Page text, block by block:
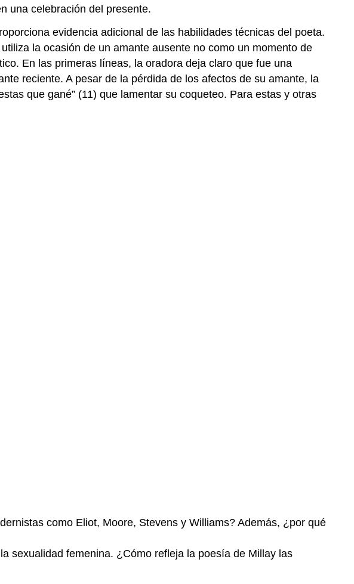
una celebración del presente.
evidencia adicional de las habilidades técnicas del poeta.
la ocasión de un amante ausente no como un momento de
En las primeras líneas, la oradora deja claro que fue una
reciente. A pesar de la pérdida de los afectos de su amante, la
que gané” (11) que lamentar su coqueteo. Para estas y otras
como Eliot, Moore, Stevens y Williams? Además, ¿por qué
sexualidad femenina. ¿Cómo refleja la poesía de Millay las